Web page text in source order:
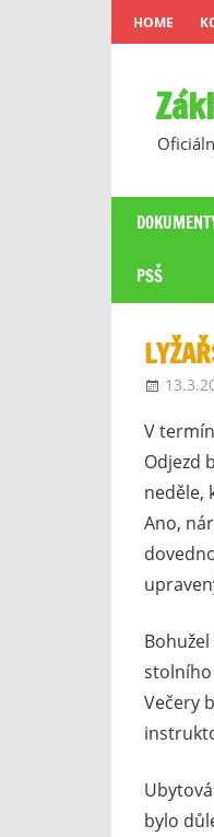
Skip
to
HOME
PSŠ
V
Odjezd
neděle,
Ano,
stolního
Večery
bylo